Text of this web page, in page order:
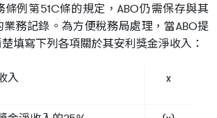
例第51C條的規定，ABO仍需保存與其
務記錄。為方便稅務局處理，當ABO提
填寫下列各項關於其安利獎金淨收入：
入 x